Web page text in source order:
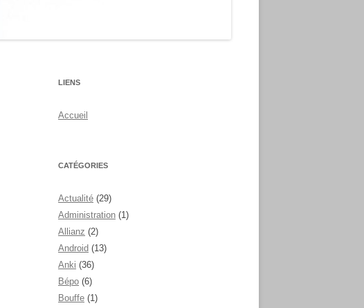
LIENS
Accueil
CATÉGORIES
Actualité (29)
Administration (1)
Allianz (2)
Android (13)
Anki (36)
Bépo (6)
Bouffe (1)